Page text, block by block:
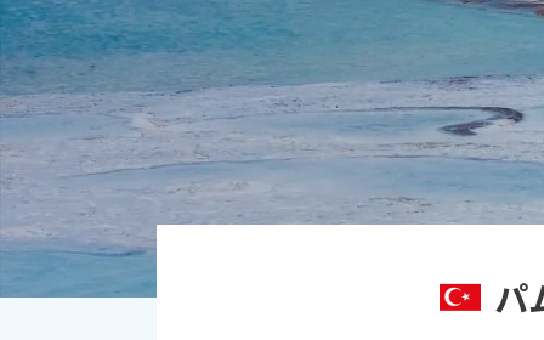
ハワイ
パ
日
12
25
26